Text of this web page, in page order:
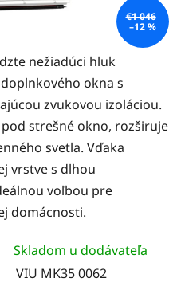
nežiadúci hluk
okna s
zvukovou izoláciou.
strešné okno, rozširuje
svetla. Vďaka
vrstve s dlhou
voľbou pre
domácnosti.
Skladom u dodávateľa
VIU MK35 0062
€1 046
–12 %